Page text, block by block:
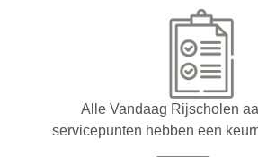
Alle Vandaag Rijscholen
servicepunten hebben een